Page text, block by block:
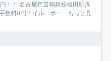
！！ 名古屋市営鶴舞線植田駅周
数料0円！イル ボー... もっと見